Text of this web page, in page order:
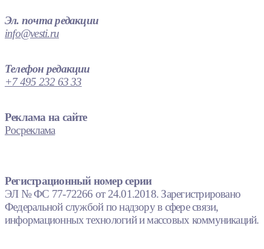
Эл. почта редакции
info@vesti.ru
Телефон редакции
+7 495 232 63 33
Реклама на сайте
Росреклама
Регистрационный номер серии
ЭЛ № ФС 77-72266 от 24.01.2018. Зарегистрировано
Федеральной службой по надзору в сфере связи,
информационных технологий и массовых коммуникаций.